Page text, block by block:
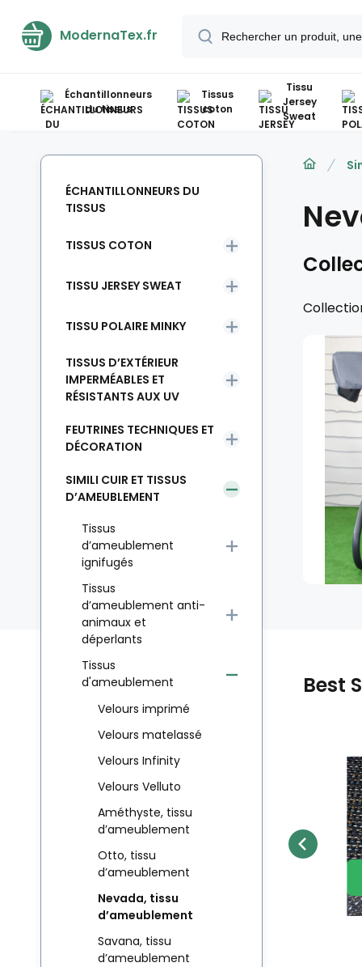
ModernaTex.fr
Échantillonneurs
du tissus
Tissus
coton
Tissu
Jersey
Sweat
Best
NOUVEAUTÉ
Tissu
d'ameublement
NEVADA 06 Cream
Code: NEVADA006-L
Code du four.:
EAN:8595721013566
10.20
En stock
AU PANIER
Préféré
Comparer
Matériel:
Poids:
Largeur:
ÉCHANTILLONNEURS DU
TISSUS
TISSUS COTON
TISSU JERSEY SWEAT
TISSU POLAIRE MINKY
TISSUS D’EXTÉRIEUR
IMPERMÉABLES ET
RÉSISTANTS AUX UV
FEUTRINES TECHNIQUES ET
DÉCORATION
SIMILI CUIR ET TISSUS
D’AMEUBLEMENT
Tissus
d’ameublement
ignifugés
Tissus
d’ameublement anti-
animaux et
déperlants
Tissus
d'ameublement
Velours imprimé
Velours matelassé
Velours Infinity
Velours Velluto
Améthyste, tissu
d’ameublement
Otto, tissu
d’ameublement
Nevada, tissu
d’ameublement
Savana, tissu
d’ameublement